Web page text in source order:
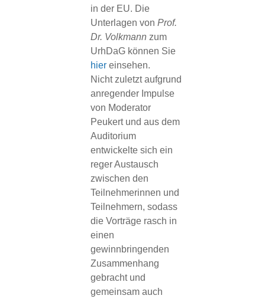
in der EU. Die
Unterlagen von Prof.
Dr. Volkmann zum
UrhDaG können Sie
hiereinsehen.
Nicht zuletzt aufgrund
anregender Impulse
von Moderator
Peukert und aus dem
Auditorium
entwickelte sich ein
reger Austausch
zwischen den
Teilnehmerinnen und
Teilnehmern, sodass
die Vorträge rasch in
einen
gewinnbringenden
Zusammenhang
gebracht und
gemeinsam auch